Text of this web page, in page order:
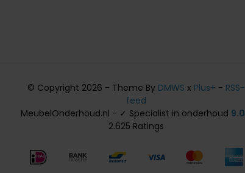
© Copyright 2026 - Theme By DMWS x Plus+ - RSS-
feed
MeubelOnderhoud.nl - ✓ Specialist in onderhoud 9.0
2.625 Ratings